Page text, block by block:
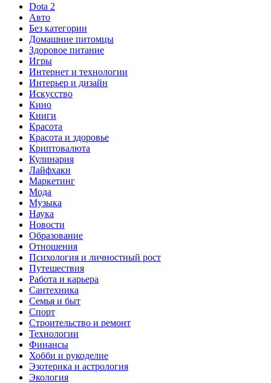
Dota 2
Авто
Без категории
Домашние питомцы
Здоровое питание
Игры
Интернет и технологии
Интерьер и дизайн
Искусство
Кино
Книги
Красота
Красота и здоровье
Криптовалюта
Кулинария
Лайфхаки
Маркетинг
Мода
Музыка
Наука
Новости
Образование
Отношения
Психология и личностный рост
Путешествия
Работа и карьера
Сантехника
Семья и быт
Спорт
Строительство и ремонт
Технологии
Финансы
Хобби и рукоделие
Эзотерика и астрология
Экология